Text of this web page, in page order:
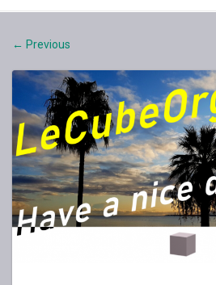
← Previous